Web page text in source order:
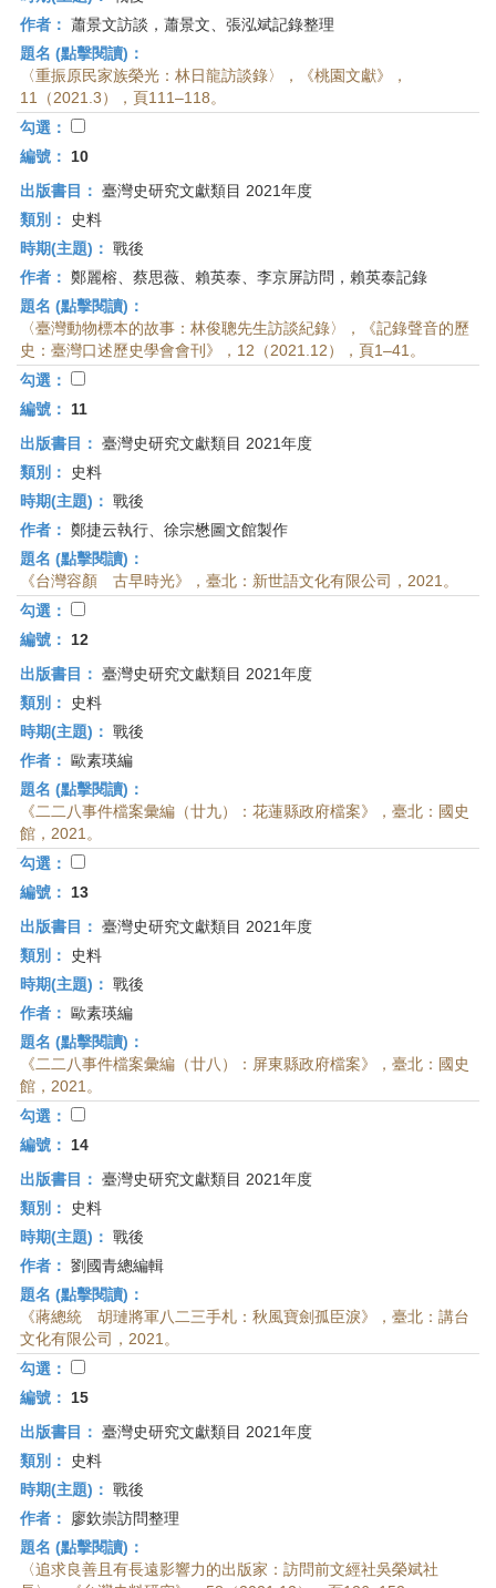
作者： 蕭景文訪談，蕭景文、張泓斌記錄整理
題名 (點擊閱讀)：
〈重振原民家族榮光：林日龍訪談錄〉，《桃園文獻》，
11（2021.3），頁111–118。
勾選：
編號：
10
出版書目： 臺灣史研究文獻類目 2021年度
類別：
史料
時期(主題)： 戰後
作者： 鄭麗榕、蔡思薇、賴英泰、李京屏訪問，賴英泰記錄
題名 (點擊閱讀)：
〈臺灣動物標本的故事：林俊聰先生訪談紀錄〉，《記錄聲音的歷
史：臺灣口述歷史學會會刊》，12（2021.12），頁1–41。
勾選：
編號：
11
出版書目： 臺灣史研究文獻類目 2021年度
類別：
史料
時期(主題)： 戰後
作者： 鄭捷云執行、徐宗懋圖文館製作
題名 (點擊閱讀)：
《台灣容顏 古早時光》，臺北：新世語文化有限公司，2021。
勾選：
編號：
12
出版書目： 臺灣史研究文獻類目 2021年度
類別：
史料
時期(主題)： 戰後
作者： 歐素瑛編
題名 (點擊閱讀)：
《二二八事件檔案彙編（廿九）：花蓮縣政府檔案》，臺北：國史
館，2021。
勾選：
編號：
13
出版書目： 臺灣史研究文獻類目 2021年度
類別：
史料
時期(主題)： 戰後
作者： 歐素瑛編
題名 (點擊閱讀)：
《二二八事件檔案彙編（廿八）：屏東縣政府檔案》，臺北：國史
館，2021。
勾選：
編號：
14
出版書目： 臺灣史研究文獻類目 2021年度
類別：
史料
時期(主題)： 戰後
作者： 劉國青總編輯
題名 (點擊閱讀)：
《蔣總統 胡璉將軍八二三手札：秋風寶劍孤臣淚》，臺北：講台
文化有限公司，2021。
勾選：
編號：
15
出版書目： 臺灣史研究文獻類目 2021年度
類別：
史料
時期(主題)： 戰後
作者：
廖欽崇訪問整理
題名 (點擊閱讀)：
〈追求良善且有長遠影響力的出版家：訪問前文經社吳榮斌社